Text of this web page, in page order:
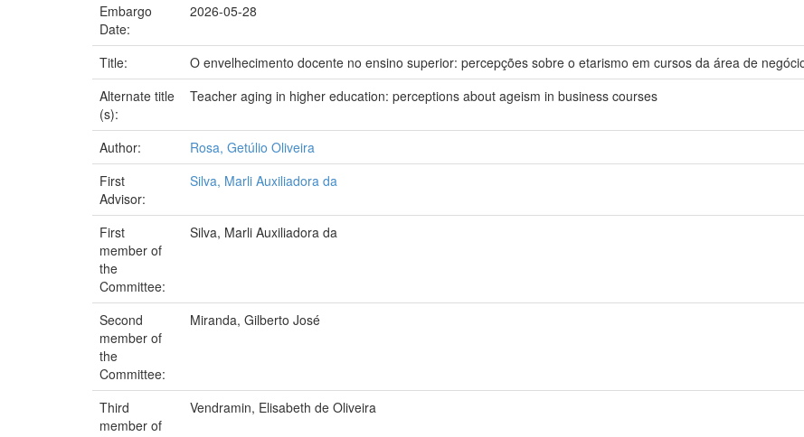
Embargo
Date:
2026-05-28
Title:
O envelhecimento docente no ensino superior: percepções sobre o etarismo em cursos da área de
Alternate title
(s):
Teacher aging in higher education: perceptions about ageism in business courses
Author:
Rosa, Getúlio Oliveira
First
Advisor:
Silva, Marli Auxiliadora da
First
member of
the
Committee:
Silva, Marli Auxiliadora da
Second
member of
the
Committee:
Miranda, Gilberto José
Third
member of
Vendramin, Elisabeth de Oliveira